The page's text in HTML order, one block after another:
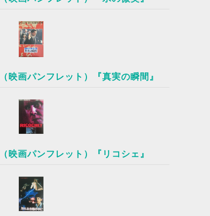
（映画パンフレット）『真実の瞬間』
（映画パンフレット）『リコシェ』